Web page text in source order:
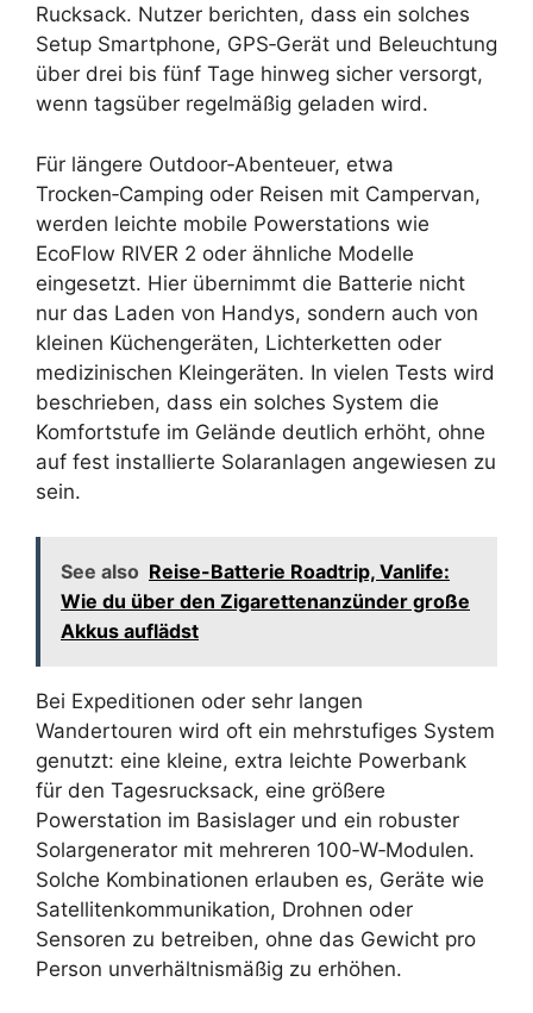
Rucksack. Nutzer berichten, dass ein solches
Setup Smartphone, GPS‑Gerät und Beleuchtung
über drei bis fünf Tage hinweg sicher versorgt,
wenn tagsüber regelmäßig geladen wird.
Für längere Outdoor‑Abenteuer, etwa
Trocken‑Camping oder Reisen mit Campervan,
werden leichte mobile Powerstations wie
EcoFlow RIVER 2 oder ähnliche Modelle
eingesetzt. Hier übernimmt die Batterie nicht
nur das Laden von Handys, sondern auch von
kleinen Küchengeräten, Lichterketten oder
medizinischen Kleingeräten. In vielen Tests wird
beschrieben, dass ein solches System die
Komfortstufe im Gelände deutlich erhöht, ohne
auf fest installierte Solaranlagen angewiesen zu
sein.
See also Reise-Batterie Roadtrip, Vanlife:
Wie du über den Zigarettenanzünder große
Akkus auflädst
Bei Expeditionen oder sehr langen
Wandertouren wird oft ein mehrstufiges System
genutzt: eine kleine, extra leichte Powerbank
für den Tagesrucksack, eine größere
Powerstation im Basislager und ein robuster
Solargenerator mit mehreren 100‑W‑Modulen.
Solche Kombinationen erlauben es, Geräte wie
Satellitenkommunikation, Drohnen oder
Sensoren zu betreiben, ohne das Gewicht pro
Person unverhältnismäßig zu erhöhen.